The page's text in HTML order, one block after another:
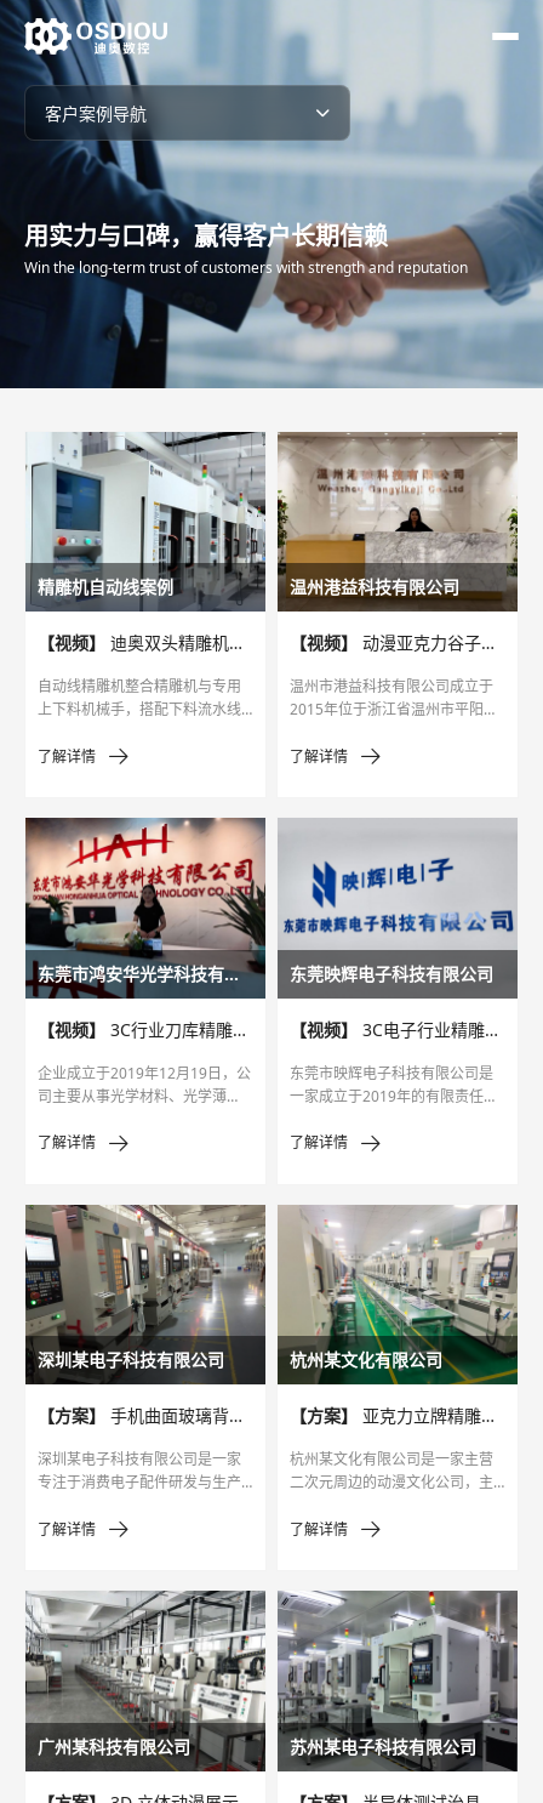
用实力与口碑，赢得客户长期信赖
Win the long-term trust of customers with strength and reputation
客户案例导航
视频案例
图文案例
精雕机自动线案例
【视频】 迪奥双头精雕机自动线客户案例
自动线精雕机整合精雕机与专用
上下料机械手，搭配下料流水线
准加工 - 成品转运” 的闭环生产系
节，大幅减少人力成本与人为失
误。
了解详情
温州港益科技有限公司
【视频】 动漫亚克力谷子领域精雕机案例
温州市港益科技有限公司成立于
2015年位于浙江省温州市平阳县
研发、塑料制品制造与销售为
了解详情
东莞市鸿安华光学科技有限公司
【视频】 3C行业刀库精雕机案例
企业成立于2019年12月19日，公
司主要从事光学材料、光学薄
发、产销及加工，并涉及光电制
了解详情
东莞映辉电子科技有限公司
【视频】 3C电子行业精雕机案例
东莞市映辉电子科技有限公司是
一家成立于2019年的有限责任公
要从事电子元器件制造、电子产
了解详情
深圳某电子科技有限公司
【方案】 手机曲面玻璃背板精雕机量产案例
深圳某电子科技有限公司是一家
专注于消费电子配件研发与生产
璃背板、智能穿戴设备屏幕等，
50 万片以上。
了解详情
杭州某文化有限公司
【方案】 亚克力立牌精雕机产线升级案例
杭州某文化有限公司是一家主营
二次元周边的动漫文化公司，主
扣、动漫胸章等，客户遍布全国
了解详情
广州某科技有限公司 苏州某电子科技有限公司